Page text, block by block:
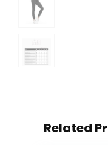
Related